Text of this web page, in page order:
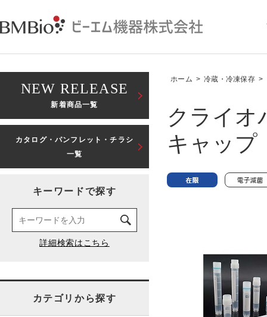
ホーム > 冷蔵・冷凍保存 >
クライ
キャッ
NEW RELEASE
新着商品一覧
カタログ・パンフレット・チラシ
一覧
キーワードで探す
カテゴリから探す